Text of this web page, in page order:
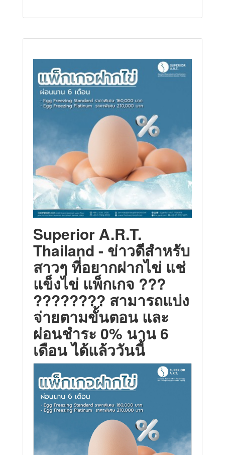
Superior A.R.T.
Thailand - ข่าวดีสำหรับ
สาวๆ ที่อยากฝากไข่ แช่
แข็งไข่ แพ็กเกจ ???
???????? สามารถแบ่ง
จ่ายตามขั้นตอน และ
ผ่อนชำระ 0% นาน 6
เดือน ได้แล้ววันนี้